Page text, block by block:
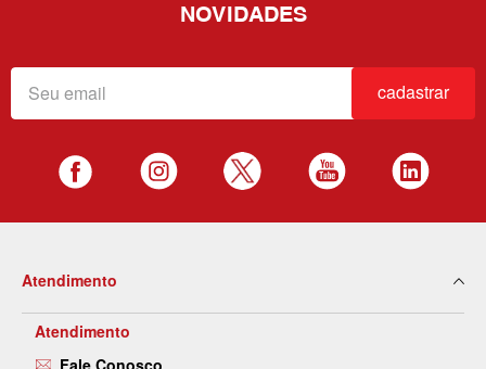
NOVIDADES
cadastrar
Atendimento
Atendimento
Fale Conosco